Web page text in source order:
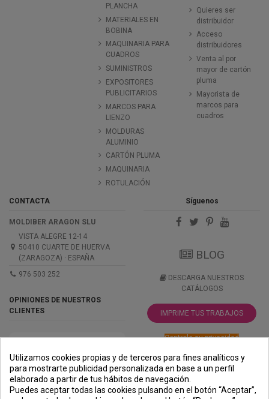
PLANCHA
MATERIALES EN
BOBINA
MAQUINARIA PARA
CUADROS
SUMINISTROS
EXPOSITORES
PUBLICITARIOS
MARCOS PARA
LIENZO
MOLDURAS
ALUMINIO
CARTÓN PLUMA
MAQUINARIA
ROTULACIÓN
Quieres ser
distribuidor
Acceso
distribuidores
Venta al por
mayor de cartón
pluma
Mayorista de
marcos para
cuadros
CONTACTA
MOLDIBER ARAGON SLU
VISTA ALEGRE 12-14
50410 CUARTE DE HUERVA
(ZARAGOZA) · ESPAÑA
976 503 252
OPINIONES DE NUESTROS
CLIENTES
Síguenos
BLOG
DESCARGA NUESTROS
CATÁLOGOS
IMPRIME TUS TRABAJOS
Controle su privacidad
PREMIOS
METODOS
DE PAGO
ENVÍO
COMERCIO
SEGURO
Utilizamos cookies propias y de terceros para fines analíticos y
para mostrarte publicidad personalizada en base a un perfil
elaborado a partir de tus hábitos de navegación.
Puedes aceptar todas las cookies pulsando en el botón “Aceptar”,